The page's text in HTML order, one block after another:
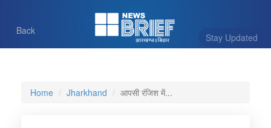
Stay Updated
Back
Home Jharkhand आपसी रंजिश में...